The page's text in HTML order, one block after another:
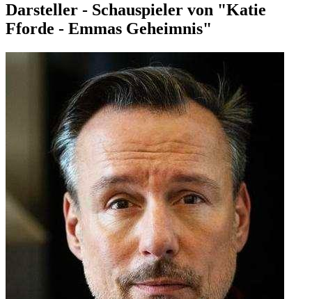
Darsteller - Schauspieler von "Katie
Fforde - Emmas Geheimnis"